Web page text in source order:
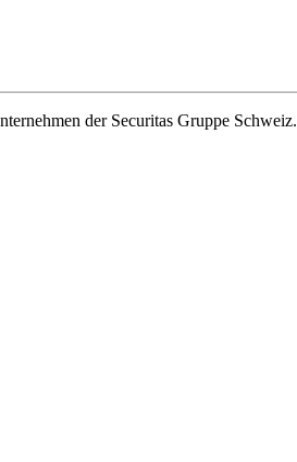
der Securitas Gruppe Schweiz.